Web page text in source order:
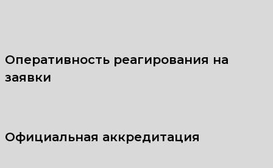
Оперативность реагирования на
заявки
Официальная аккредитация